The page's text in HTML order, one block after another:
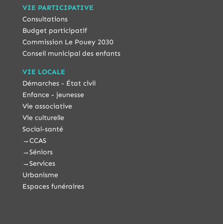
VIE PARTICIPATIVE
Consultations
Budget participatif
Commission Le Pouey 2030
Conseil municipal des enfants
VIE LOCALE
Démarches - État civil
Enfance - jeunesse
Vie associative
Vie culturelle
Social-santé
→CCAS
→Séniors
→Services
Urbanisme
Espaces funéraires